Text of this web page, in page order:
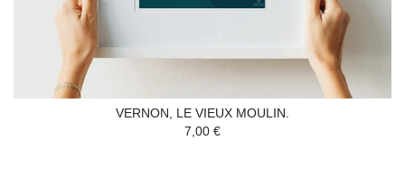
VERNON, LE VIEUX MOULIN.
7,00 €